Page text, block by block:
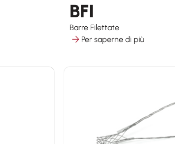
BFI
Barre Filettate
Per saperne di più